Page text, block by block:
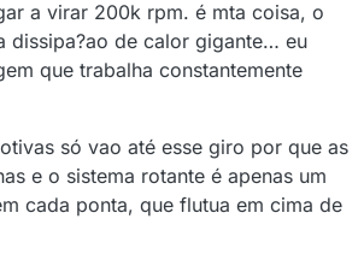
a virar 200k rpm. é mta coisa, o
dissipa?ao de calor gigante… eu
que trabalha constantemente
só vao até esse giro por que as
e o sistema rotante é apenas um
cada ponta, que flutua em cima de